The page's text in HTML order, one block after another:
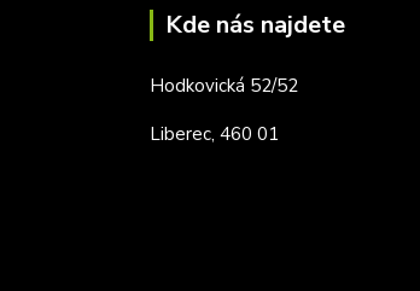
Kde nás najdete
Hodkovická 52/52
Liberec, 460 01